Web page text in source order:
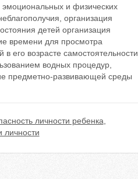
эмоциональных и физических
организация
детей организация
времени для просмотра
его возрасте самостоятельности
водных процедур,
предметно-развивающей среды
личности ребенка
личности